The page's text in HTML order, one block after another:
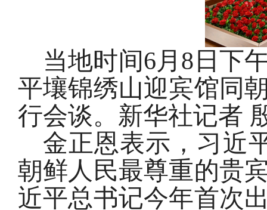
当地时间6月8日下
平壤锦绣山迎宾馆同
行会谈。新华社记者
金正恩表示，习近
朝鲜人民最尊重的贵
近平总书记今年首次